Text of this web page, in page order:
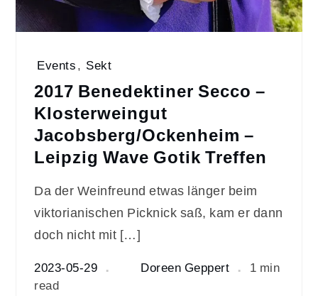
Events, Sekt
2017 Benedektiner Secco –
Klosterweingut
Jacobsberg/Ockenheim –
Leipzig Wave Gotik Treffen
Da der Weinfreund etwas länger beim
viktorianischen Picknick saß, kam er dann
doch nicht mit […]
2023-05-29 Doreen Geppert
1 min
read